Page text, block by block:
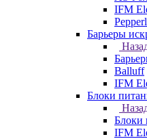
IFM
Барьеры
Balluff
IFM
Блоки
Блоки
IFM